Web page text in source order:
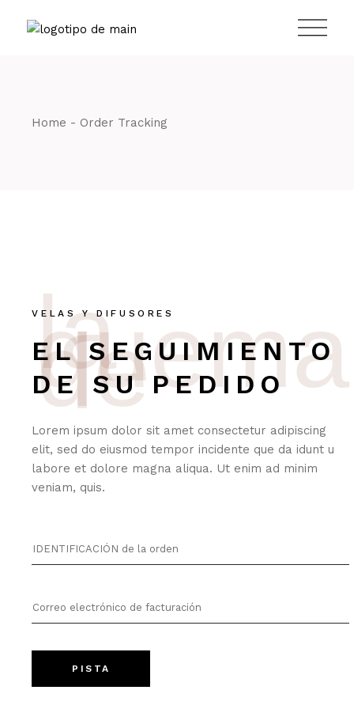
Home Order Tracking
la
quema
de
VELAS Y DIFUSORES
EL SEGUIMIENTO
DE SU PEDIDO
Lorem ipsum dolor sit amet consectetur adipiscing
elit, sed do eiusmod tempor incidente que da idunt u
labore et dolore magna aliqua. Ut enim ad minim
veniam, quis.
PISTA